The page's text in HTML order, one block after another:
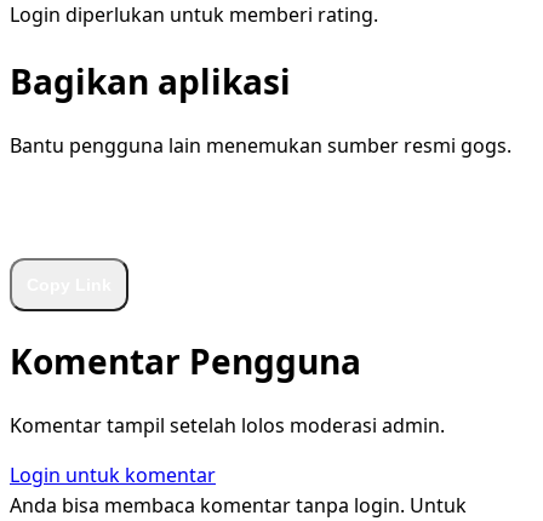
Login diperlukan untuk memberi rating.
Bagikan aplikasi
Bantu pengguna lain menemukan sumber resmi gogs.
Komentar Pengguna
Komentar tampil setelah lolos moderasi admin.
Login untuk komentar
Anda bisa membaca komentar tanpa login. Untuk